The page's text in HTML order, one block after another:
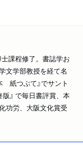
課程修了。書誌学お
文学部教授を経て名
紙つぶて』でサント
』 で毎日書評賞、本
功労、大阪文化賞受